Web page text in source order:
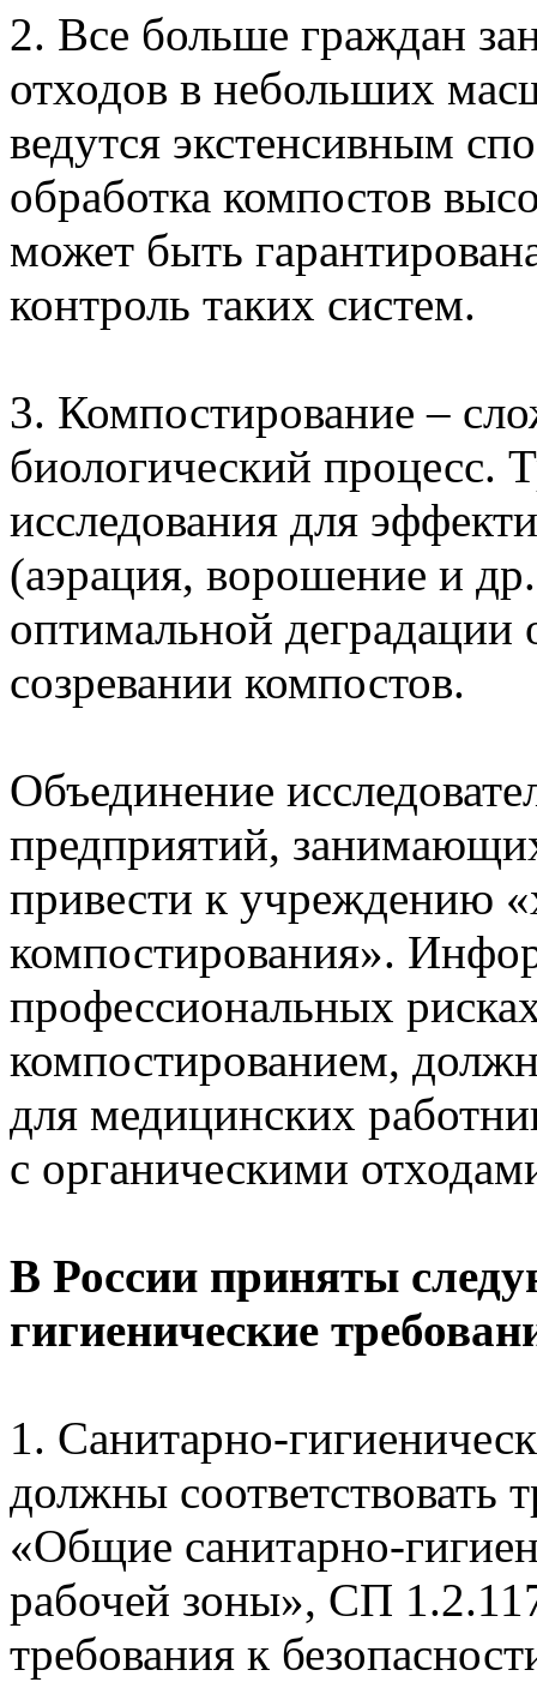
2. Все больше граждан
отходов в небольших
ведутся экстенсивным
обработка компостов
может быть
контроль таких систем.
3. Компостирование –
биологический процесс.
исследования для
(аэрация, ворошение и
оптимальной деградации
созревании компостов.
Объединение
предприятий,
привести к учреждению
компостирования».
профессиональных
компостированием,
для медицинских
с органическими
В России приняты
гигиенические
1. Санитарно-
должны
«Общие санитарно-
рабочей зоны», СП
требования к